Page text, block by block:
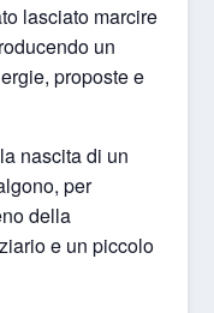
lasciato marcire
un
proposte e
nascita di un
per
della
e un piccolo